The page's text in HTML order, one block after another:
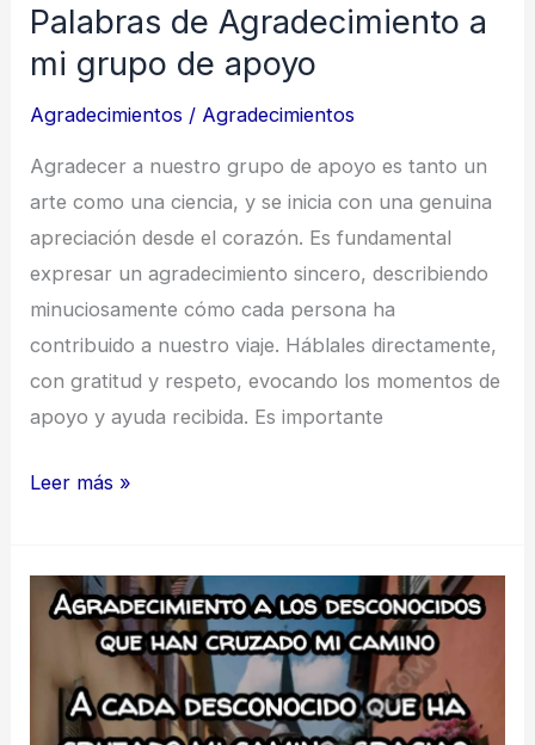
Palabras de Agradecimiento a
mi grupo de apoyo
Agradecimientos / Agradecimientos
Agradecer a nuestro grupo de apoyo es tanto un
arte como una ciencia, y se inicia con una genuina
apreciación desde el corazón. Es fundamental
expresar un agradecimiento sincero, describiendo
minuciosamente cómo cada persona ha
contribuido a nuestro viaje. Háblales directamente,
con gratitud y respeto, evocando los momentos de
apoyo y ayuda recibida. Es importante
Palabras
mi
apoyo
Leer más »